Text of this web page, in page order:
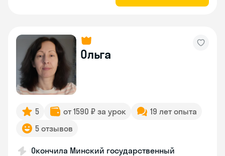
Ольга
5 от 1590 ₽ за урок
19 лет опыта
5 отзывов
Окончила Минский государственный